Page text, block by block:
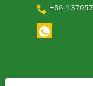
 +86-